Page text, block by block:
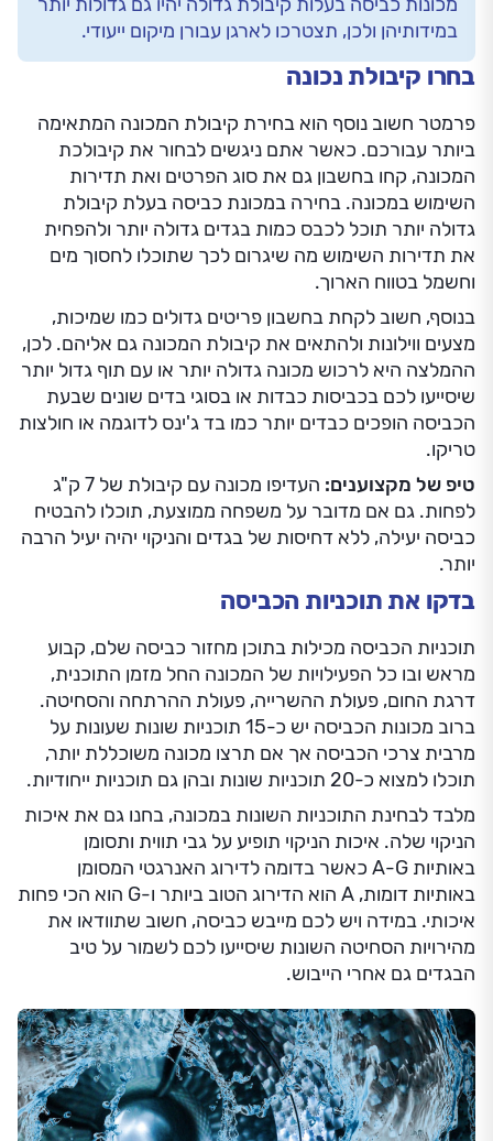
במידותיהן ולכן, תצטרכו לארגן עבורן מיקום ייעודי.
בחרו קיבולת נכונה
פרמטר חשוב נוסף הוא בחירת קיבולת המכונה המתאימה
ביותר עבורכם. כאשר אתם ניגשים לבחור את קיבולכת
המכונה, קחו בחשבון גם את סוג הפרטים ואת תדירות
השימוש במכונה. בחירה במכונת כביסה בעלת קיבולת
גדולה יותר תוכל לכבס כמות בגדים גדולה יותר ולהפחית
את תדירות השימוש מה שיגרום לכך שתוכלו לחסוך מים
וחשמל בטווח הארוך.
בנוסף, חשוב לקחת בחשבון פריטים גדולים כמו שמיכות,
מצעים ווילונות ולהתאים את קיבולת המכונה גם אליהם. לכן,
ההמלצה היא לרכוש מכונה גדולה יותר או עם תוף גדול יותר
שיסייעו לכם בכביסות כבדות או בסוגי בדים שונים שבעת
הכביסה הופכים כבדים יותר כמו בד ג'ינס לדוגמה או חולצות
טריקו.
טיפ של מקצוענים:
העדיפו מכונה עם קיבולת של 7 ק"ג
לפחות. גם אם מדובר על משפחה ממוצעת, תוכלו להבטיח
כביסה יעילה, ללא דחיסות של בגדים והניקוי יהיה יעיל הרבה
יותר.
בדקו את תוכניות הכביסה
תוכניות הכביסה מכילות בתוכן מחזור כביסה שלם, קבוע
מראש ובו כל הפעילויות של המכונה החל מזמן התוכנית,
דרגת החום, פעולת ההשרייה, פעולת ההרתחה והסחיטה.
ברוב מכונות הכביסה יש כ-15 תוכניות שונות שעונות על
מרבית צרכי הכביסה אך אם תרצו מכונה משוכללת יותר,
תוכלו למצוא כ-20 תוכניות שונות ובהן גם תוכניות ייחודיות.
מלבד לבחינת התוכניות השונות במכונה, בחנו גם את איכות
הניקוי שלה. איכות הניקוי תופיע על גבי תווית ותסומן
באותיות A-G כאשר בדומה לדירוג האנרגטי המסומן
באותיות דומות, A הוא הדירוג הטוב ביותר ו-G הוא הכי פחות
איכותי. במידה ויש לכם מייבש כביסה, חשוב שתוודאו את
מהירויות הסחיטה השונות שיסייעו לכם לשמור על טיב
הבגדים גם אחרי הייבוש.